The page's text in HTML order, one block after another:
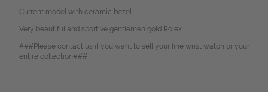
Current model with ceramic bezel.
Very beautiful and sportive gentlemen gold Rolex.
###Please contact us if you want to sell your fine wrist watch or your
entire collection###